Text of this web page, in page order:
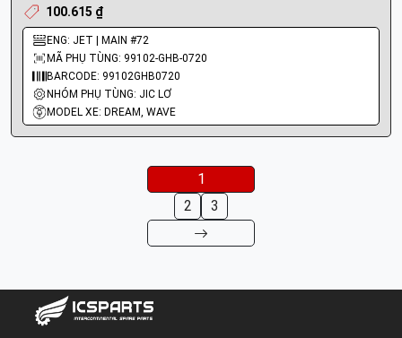
100.615 ₫
ENG: JET | MAIN #72
MÃ PHỤ TÙNG: 99102-GHB-0720
BARCODE: 99102GHB0720
NHÓM PHỤ TÙNG: JIC LƠ
MODEL XE: DREAM, WAVE
1
2
3